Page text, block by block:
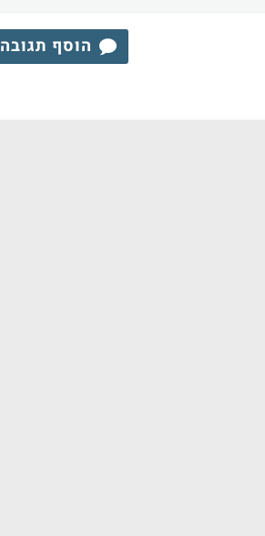
הוסף תגובה